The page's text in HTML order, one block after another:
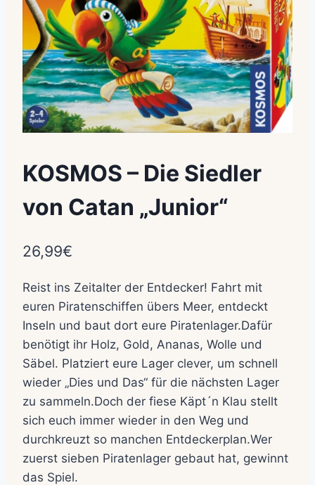
KOSMOS – Die Siedler
von Catan „Junior“
26,99€
Reist ins Zeitalter der Entdecker! Fahrt mit
euren Piratenschiffen übers Meer, entdeckt
Inseln und baut dort eure Piratenlager.Dafür
benötigt ihr Holz, Gold, Ananas, Wolle und
Säbel. Platziert eure Lager clever, um schnell
wieder „Dies und Das“ für die nächsten Lager
zu sammeln.Doch der fiese Käpt´n Klau stellt
sich euch immer wieder in den Weg und
durchkreuzt so manchen Entdeckerplan.Wer
zuerst sieben Piratenlager gebaut hat, gewinnt
das Spiel.